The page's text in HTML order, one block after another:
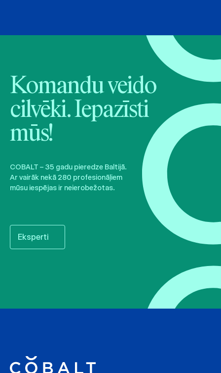
Komandu veido
cilvēki. Iepazīsti
mūs!
COBALT – 35 gadu pieredze Baltijā.
Ar vairāk nekā 280 profesionāļiem
mūsu iespējas ir neierobežotas.
Eksperti